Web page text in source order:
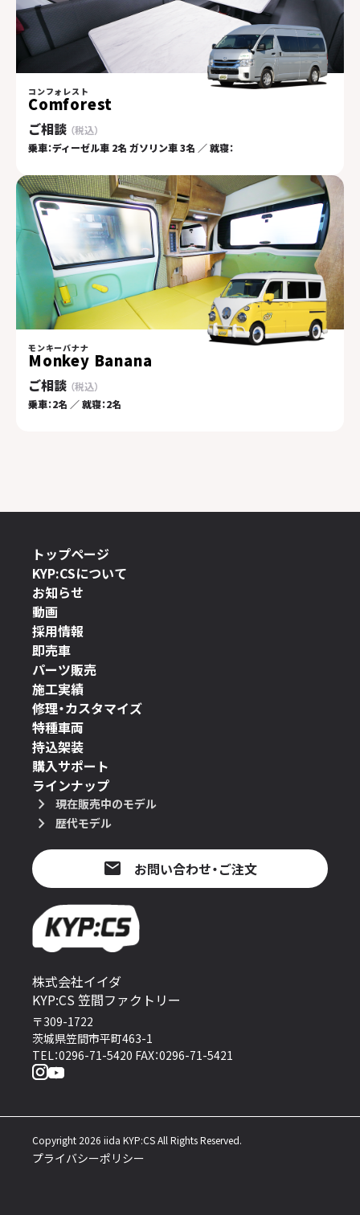
コンフォレスト
Comforest
ご相談
乗車：ディーゼル車 2名 ガソリン車 3名 ／ 就寝：
モンキーバナナ
Monkey Banana
ご相談
乗車：2名 ／ 就寝：2名
株式会社イイダ
KYP:CS 笠間ファクトリー
〒309-1722
茨城県笠間市平町463-1
TEL：0296-71-5420 FAX：0296-71-5421
トップページ
KYP:CSについて
お知らせ
動画
採用情報
即売車
パーツ販売
施工実績
修理・カスタマイズ
特種車両
持込架装
購入サポート
ラインナップ
現在販売中のモデル
歴代モデル
お問い合わせ・ご注文
Copyright 2026 iida KYP:CS All Rights Reserved.
プライバシーポリシー